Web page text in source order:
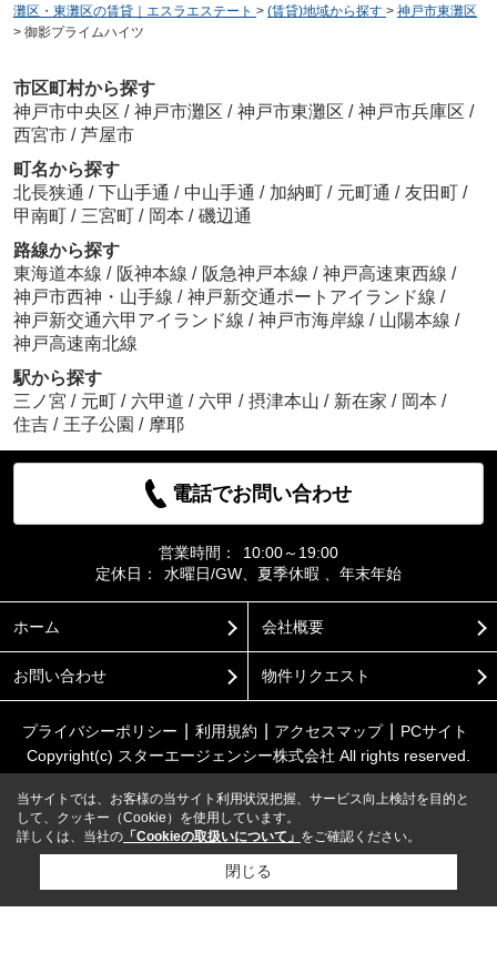
灘区・東灘区の賃貸｜エスラエステート > (賃貸)地域から探す > 神戸市東灘区
> 御影プライムハイツ
市区町村から探す
神戸市中央区 / 神戸市灘区 / 神戸市東灘区 / 神戸市兵庫区 /
西宮市 / 芦屋市
町名から探す
北長狭通 / 下山手通 / 中山手通 / 加納町 / 元町通 / 友田町 /
甲南町 / 三宮町 / 岡本 / 磯辺通
路線から探す
東海道本線 / 阪神本線 / 阪急神戸本線 / 神戸高速東西線 /
神戸市西神・山手線 / 神戸新交通ポートアイランド線 /
神戸新交通六甲アイランド線 / 神戸市海岸線 / 山陽本線 /
神戸高速南北線
駅から探す
三ノ宮 / 元町 / 六甲道 / 六甲 / 摂津本山 / 新在家 / 岡本 /
住吉 / 王子公園 / 摩耶
電話でお問い合わせ
営業時間：
10:00～19:00
定休日：
水曜日/GW、夏季休暇 、年末年始
ホーム 会社概要
お問い合わせ 物件リクエスト
プライバシーポリシー 利用規約 アクセスマップ
PCサイト
Copyright(c) スターエージェンシー株式会社 All rights reserved.
当サイトでは、お客様の当サイト利用状況把握、サービス向上検討を目的と
して、クッキー（Cookie）を使用しています。
詳しくは、当社の 「Cookieの取扱いについて」 をご確認ください。
閉じる